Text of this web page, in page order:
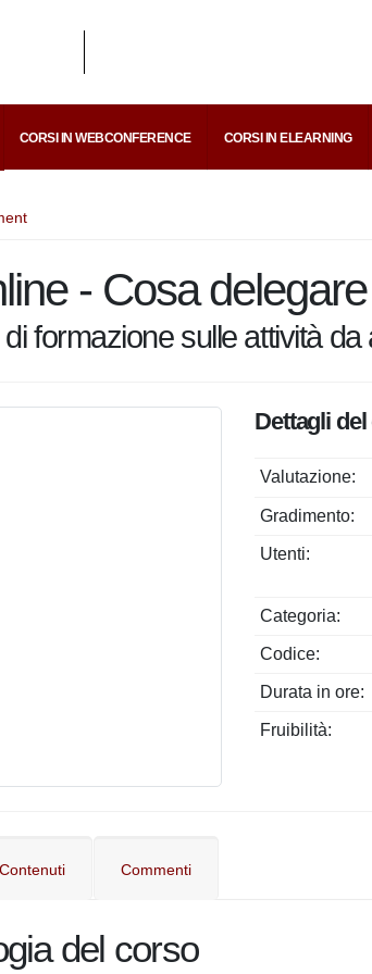
CORSI IN WEBCONFERENCE CORSI IN
- Cosa
di formazione sulle attività
Dettagli
Valutazione:
Gradimento:
Utenti:
Categoria:
Codice:
Durata in ore:
Fruibilità:
Contenuti Commenti
del corso